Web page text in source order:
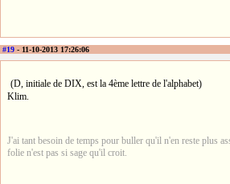
#19 - 11-10-2013 17:26:06
(D, initiale de DIX, est la 4ème lettre de l'alphabet)
Klim.
J'ai tant besoin de temps pour buller qu'il n'en reste plus
folie n'est pas si sage qu'il croit.